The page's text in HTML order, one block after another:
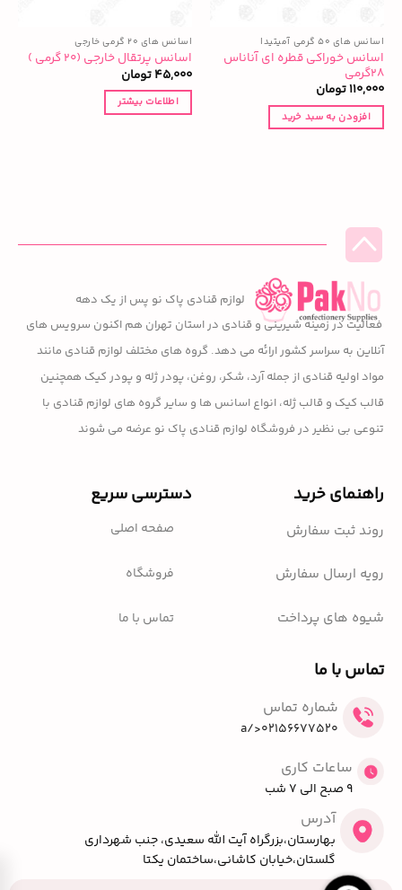
اسانس های ۵۰ گرمی آمیتیدا
اسانس خوراکی قطره ای آناناس
۲۸گرمی
110,000تومان
افزودن به سبد خرید
اسانس های ۲۰ گرمی خارجی
اسانس پرتقال خارجی (۲۰ گرمی )
45,000تومان
اطلاعات بیشتر
لوازم قنادی پاک نو پس از یک دهه
فعالیت در زمینه شیرینی و قنادی در استان تهران هم اکنون سرویس های
آنلاین به سراسر کشور ارائه می دهد. گروه های مختلف لوازم قنادی مانند
مواد اولیه قنادی از جمله آرد، شکر، روغن، پودر ژله و پودر کیک همچنین
قالب کیک و قالب ژله، انواع اسانس ها و سایر گروه های لوازم قنادی با
تنوعی بی نظیر در فروشگاه لوازم قنادی پاک نو عرضه می شوند
راهنمای خرید
روند ثبت سفارش
رویه ارسال سفارش
شیوه های پرداخت
دسترسی سریع
صفحه اصلی
فروشگاه
تماس با ما
تماس با ما
شماره تماس
02156677520</a
ساعات کاری
9 صبح الی 7 شب
آدرس
بهارستان،بزرگراه آیت الله سعیدی، جنب شهرداری
گلستان،خیابان کاشانی،ساختمان یکتا